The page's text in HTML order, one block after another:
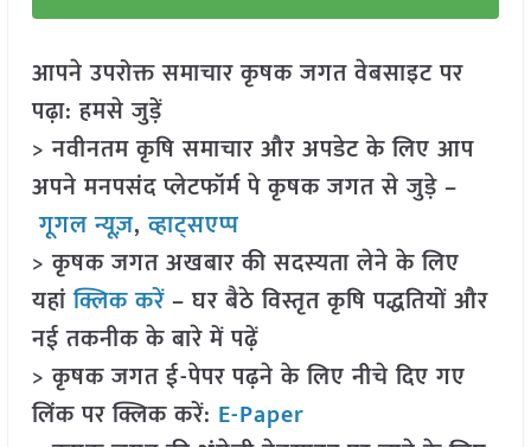
आपने उपरोक्त समाचार कृषक जगत वेबसाइट पर
पढ़ा: हमसे जुड़ें
> नवीनतम कृषि समाचार और अपडेट के लिए आप
अपने मनपसंद प्लेटफॉर्म पे कृषक जगत से जुड़े –
गूगल न्यूज़,व्हाट्सएप्प
> कृषक जगत अखबार की सदस्यता लेने के लिए
यहांक्लिक करें– घर बैठे विस्तृत कृषि पद्धतियों और
नई तकनीक के बारे में पढ़ें
> कृषक जगत ई-पेपर पढ़ने के लिए नीचे दिए गए
लिंक पर क्लिक करें: E-Paper